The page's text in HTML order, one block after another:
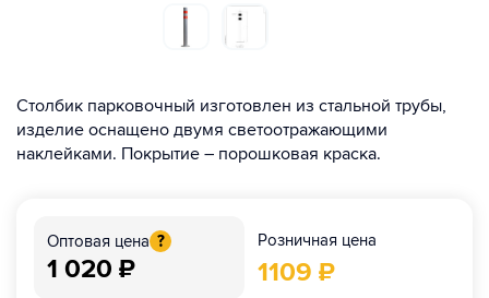
Столбик парковочный изготовлен из стальной трубы,
изделие оснащено двумя светоотражающими
наклейками. Покрытие – порошковая краска.
Оптовая цена ?
1 020 ₽
Розничная цена
1109 ₽